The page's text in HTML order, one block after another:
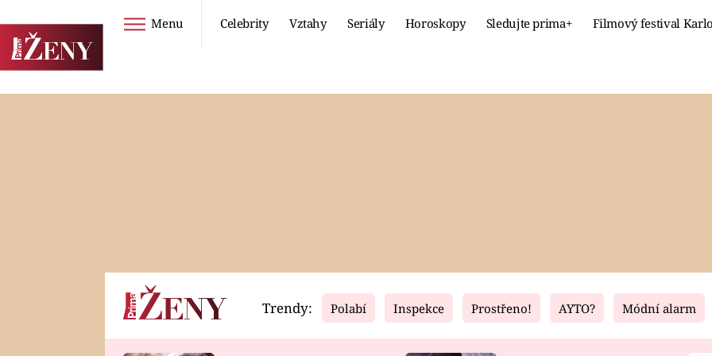
Menu Celebrity Vztahy Seriály Horoskopy Sledujte prima+ Filmový festival
Horoskopy Video Fresh Living
Trendy: Polabí Inspekce Prostřeno! AYTO? Módní alarm